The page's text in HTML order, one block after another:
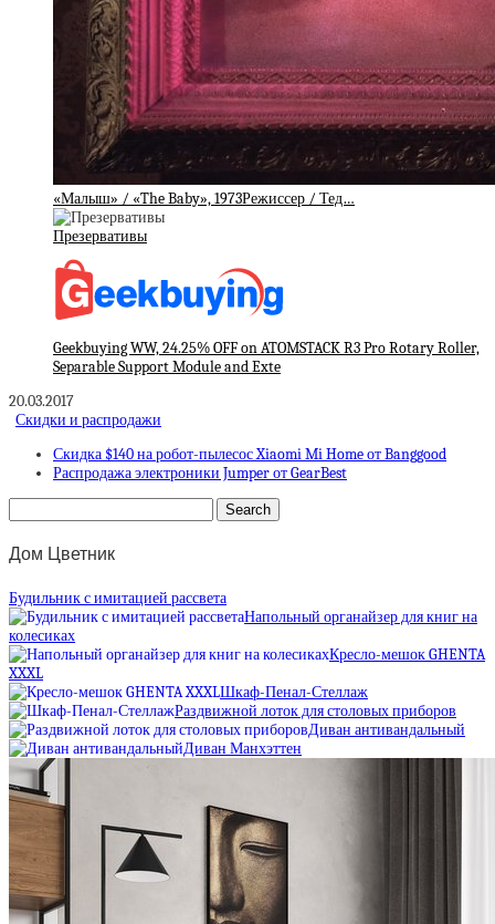
«Малыш» / «The Baby», 1973Режиссер / Тед…
Презервативы
Geekbuying WW, 24.25% OFF on ATOMSTACK R3 Pro Rotary Roller,
Separable Support Module and Exte
20.03.2017
Скидки и распродажи
Скидка $140 на робот-пылесос Xiaomi Mi Home от Banggood
Распродажа электроники Jumper от GearBest
Дом Цветник
Будильник с имитацией рассвета
Напольный органайзер для книг на
колесиках
Кресло-мешок GHENTA
XXXL
Шкаф-Пенал-Стеллаж
Раздвижной лоток для столовых приборов
Диван антивандальный
Диван Манхэттен